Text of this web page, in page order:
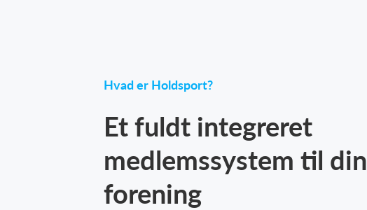
Hvad er Holdsport?
Et fuldt integreret
medlemssystem til din
forening